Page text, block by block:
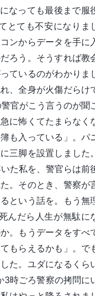
なっても最後まで服
とても不安になりま
ンからデータを手に
ろう。そうすれば教
ているのがわかりま
、全身が火傷だらけ
官がこう言うのが聞
に怖くてたまらなく
も入っている」。パ
三脚を設置しました。
た私を、警官らは前
。そのとき、警察が
という話を。もう無
んだら人生が無駄に
。もうデータをすべ
もらえるかも」。で
た。ユダになるくら
3時ごろ警察の拷問に